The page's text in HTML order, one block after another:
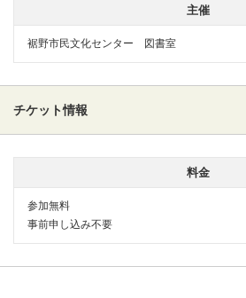
主催
裾野市民文化センター 図書室
チケット情報
料金
参加無料
事前申し込み不要